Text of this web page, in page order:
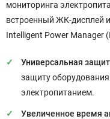
мониторинга
встроенный ЖК-дисплей
Intelligent Power Manager
Универсальная
защиту
электропитанием.
Увеличенное время